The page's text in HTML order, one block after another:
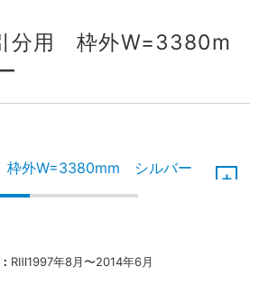
分用 枠外W=3380m
RⅢ1997年8月〜2014年6月